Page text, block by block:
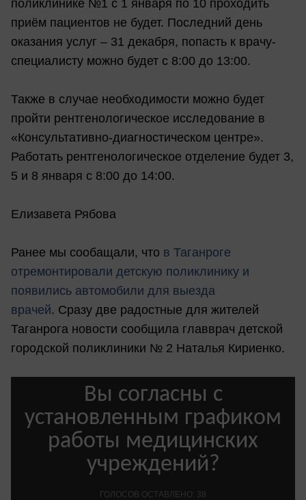
поликлинике №1 с 1 января по 10 проходить
приём пациентов не будет. Последний день
оказания услуг – 31 декабря, попасть к врачу-
специалисту можно будет с 8:00 до 13:00.
Также в случае необходимости можно будет
пройти рентгенологическое исследование в
«Консультативно-диагностическом центре».
Работать рентгенологическое отделение будет 3,
5 и 8 января с 8:00 до 14:00.
Елизавета Рябова
Ранее мы сообащали, что в Таганроге
отремонтировали детскую поликлинику и
появились автомобили для выезда
врачей. Сразу две радостные для жителей
Таганрога новости сообщила главврач детской
городской поликлиники № 2 Наталья Кириенко.